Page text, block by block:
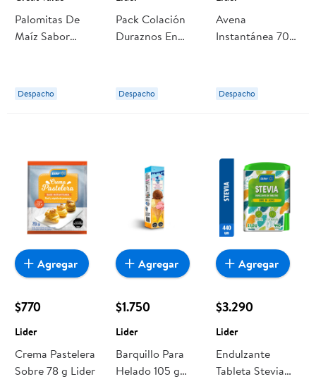
Palomitas De
Maíz Sabor
Despacho
Pack Colación
Duraznos En
Despacho
Avena
Instantánea 700
Despacho
$770
Lider
Crema Pastelera
Sobre 78 g Lider
Agregar
$1.750
Lider
Barquillo Para
Helado 105 g
Agregar
$3.290
Lider
Endulzante
Tableta Stevia
Agregar